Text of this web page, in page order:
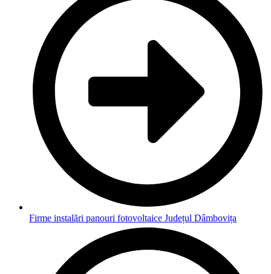
Firme instalări panouri fotovoltaice Județul Dâmbovița